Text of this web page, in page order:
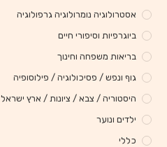
אסטרולוגיה נומרולוגיה גרפולוגיה
ביוגרפיות וסיפורי חיים
בריאות משפחה וחינוך
גוף ונפש / פסיכולוגיה / פילוסופיה
היסטוריה / צבא / ציונות / ארץ ישראל
ילדים ונוער
כללי